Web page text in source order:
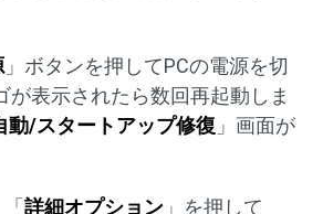
」ボタンを押してPCの電源を切
が表示されたら数回再起動しま
動/スタートアップ修復 」画面が
詳細オプション 」を押して